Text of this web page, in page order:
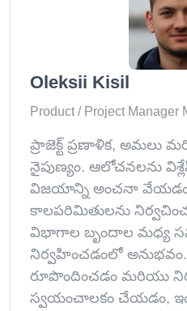
Oleksii Kisil
Product / Project Manager
ప్రాజెక్ట్ ప్రణాళిక, అమలు
నైపుణ్యం. ఆలోచనలను
విజయాన్ని అంచనా
కాలపరిమితులను
విభాగాల బృందాల మధ్య
నిర్వహించడంలో అనుభవం.
రూపొందించడం మరియు
స్వయంచాలకం చేయడం,